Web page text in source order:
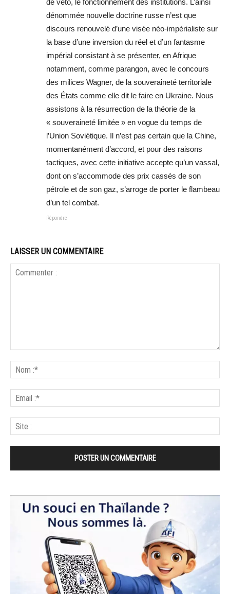
de veto, le fonctionnement des institutions. L’ainsi
dénommée nouvelle doctrine russe n’est que
discours renouvelé d’une visée néo-impérialiste sur
la base d’une inversion du réel et d’un fantasme
impérial consistant à se présenter, en Afrique
notamment, comme parangon, avec le concours
des milices Wagner, de la souveraineté territoriale
des États comme elle dit le faire en Ukraine. Nous
assistons à la résurrection de la théorie de la
« souveraineté limitée » en vogue du temps de
l’Union Soviétique. Il n’est pas certain que la Chine,
momentanément d’accord, et pour des raisons
tactiques, avec cette initiative accepte qu’un vassal,
dont on s’accommode des prix cassés de son
pétrole et de son gaz, s’arroge de porter le flambeau
d’un tel combat.
Répondre
LAISSER UN COMMENTAIRE